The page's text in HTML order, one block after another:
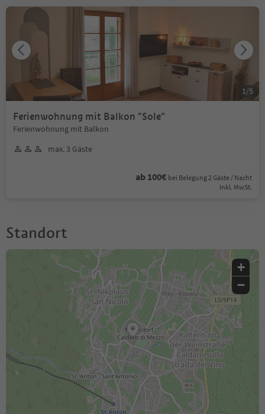
Ferienwohnung mit Balkon "Sole"
Ferienwohnung mit Balkon
max. 3 Gäste
ab 100€ bei Belegung 2 Gäste / Nacht
Inkl. MwSt.
1 /5
Standort
+
−